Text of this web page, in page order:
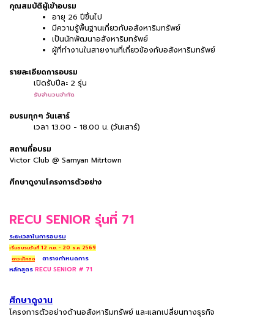
คุณสมบัติผู้เข้าอบรม
อายุ 26 ปีขึ้นไป
มีความรู้พื้นฐานเกี่ยวกับอสังหาริมทรัพย์
เป็นนักพัฒนาอสังหาริมทรัพย์
ผู้ที่ทำงานในสายงานที่เกี่ยวข้องกับอสังหาริมทรัพย์
รายละเอียดการอบรม
เปิดรับปีละ 2 รุ่น
รับจำนวนจำกัด
อบรมทุกๆ วันเสาร์
เวลา 13.00 - 18.00 น. (วันเสาร์)
สถานที่อบรม
Victor Club @ Samyan Mitrtown
ศึกษาดูงานโครงการตัวอย่าง
RECU SENIOR รุ่นที่ 71
ระยะเวลาในการอบรม
เริ่มอบรมวันที่ 12 ก.ย. - 20 ธ.ค. 2569
ดาวน์โหลด
ตารางกำหนดการ
หลักสูตร RECU SENIOR # 71
ศึกษาดูงาน
โครงการตัวอย่างด้านอสังหาริมทรัพย์ และแลกเปลี่ยนทางธุรกิจ